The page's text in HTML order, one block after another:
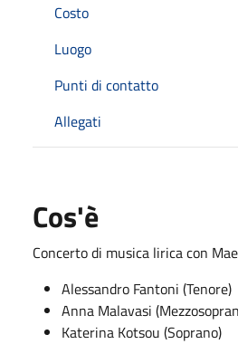
Costo
Luogo
Punti di contatto
Allegati
Cos'è
Concerto di musica lirica con
Alessandro Fantoni (Tenore)
Anna Malavasi
Katerina Kotsou (Soprano)